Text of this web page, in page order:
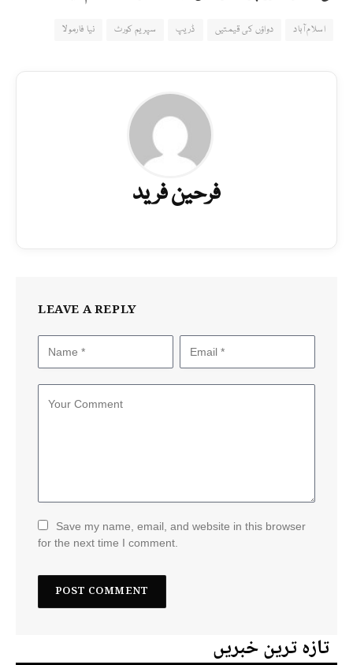
اسلام آباد دواؤں کی قیمتیں ڈریپ سپریم کورٹ نیا فارمولا
فرحین فرید
LEAVE A REPLY
Save my name, email, and website in this browser
for the next time I comment.
تازہ ترین خبریں